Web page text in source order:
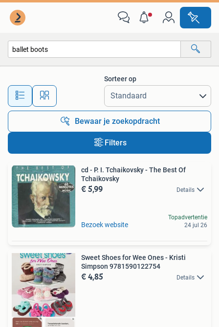
Alle afstanden…
Sorteer op
Bewaar je zoekopdracht
Filters
cd - P. I. Tchaikovsky - The Best Of
Tchaikovsky
€ 5,99 Details
Bezoek website
Topadvertentie
24 jul 26
Sweet Shoes for Wee Ones - Kristi
Simpson 9781590122754
€ 4,85 Details